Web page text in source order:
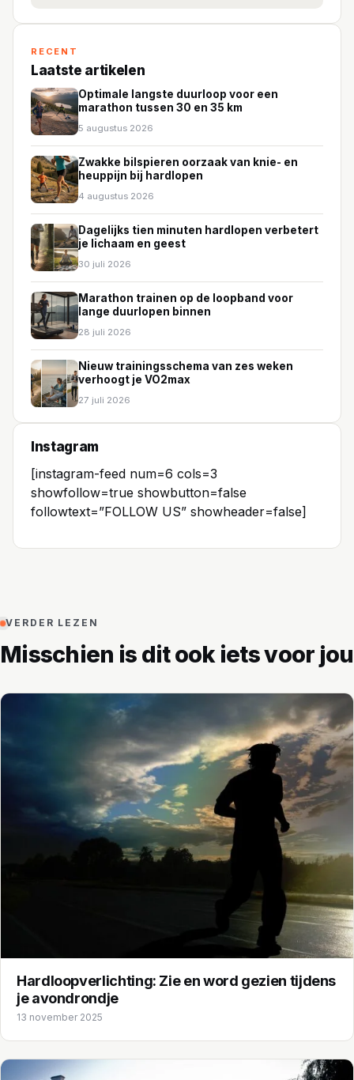
RECENT
Laatste artikelen
Optimale langste duurloop voor een
marathon tussen 30 en 35 km
5 augustus 2026
Zwakke bilspieren oorzaak van knie- en
heuppijn bij hardlopen
4 augustus 2026
Dagelijks tien minuten hardlopen verbetert
je lichaam en geest
30 juli 2026
Marathon trainen op de loopband voor
lange duurlopen binnen
28 juli 2026
Nieuw trainingsschema van zes weken
verhoogt je VO2max
27 juli 2026
Instagram
[instagram-feed num=6 cols=3
showfollow=true showbutton=false
followtext=”FOLLOW US” showheader=false]
VERDER LEZEN
Misschien is dit ook iets voor jou
Hardloopverlichting: Zie en word gezien tijdens
je avondrondje
13 november 2025